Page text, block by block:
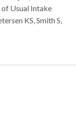
of Usual Intake
KS, Smith S,